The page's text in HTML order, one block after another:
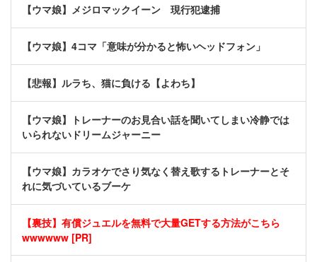
【ウマ娘】メジロマックイーン 現行犯逮捕
【ウマ娘】4コマ「意味が分かると怖いヘッドフォン」
【悲報】ルラち、猫に負ける【よわち】
【ウマ娘】トレーナーのお見合い話を聞いてしまい冷静では
いられないドリームジャーニー
【ウマ娘】カラオケでさり気なく替え歌するトレーナーとそ
れに気づいているブーケ
【裏技】有償ジュエルを無料で大量GETする方法がこちら
wwwwww [PR]